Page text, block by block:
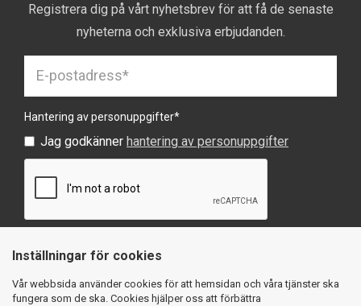
Registrera dig på vårt nyhetsbrev för att få de senaste
nyheterna och exklusiva erbjudanden.
Hantering av personuppgifter*
Jag godkänner hantering av personuppgifter
Inställningar för cookies
Vår webbsida använder cookies för att hemsidan och våra tjänster ska
fungera som de ska. Cookies hjälper oss att förbättra